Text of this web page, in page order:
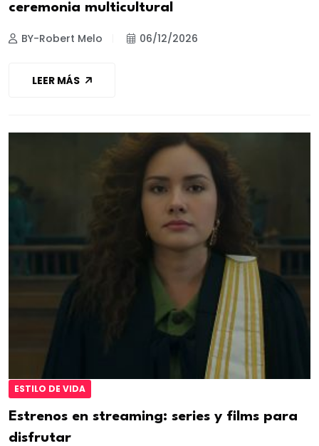
ceremonia multicultural
BY-Robert Melo 06/12/2026
LEER MÁS
ESTILO DE VIDA
Estrenos en streaming: series y films para
disfrutar